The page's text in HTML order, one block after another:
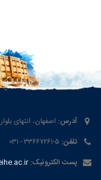
آدرس: اصفهان، انتهای
تلفن: ۵-۳۳۶۶۷۲۶۱ - ۰۳۱
پست الکترونیک: